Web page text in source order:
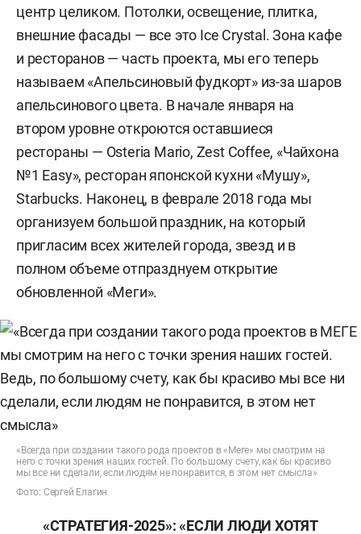
центр целиком. Потолки, освещение, плитка,
внешние фасады — все это Ice Crystal. Зона кафе
и ресторанов — часть проекта, мы его теперь
называем «Апельсиновый фудкорт» из-за шаров
апельсинового цвета. В начале января на
втором уровне откроются оставшиеся
рестораны — Osteria Mario, Zest Coffee, «Чайхона
№1 Easy», ресторан японской кухни «Мушу»,
Starbucks. Наконец, в феврале 2018 года мы
организуем большой праздник, на который
пригласим всех жителей города, звезд и в
полном объеме отпразднуем открытие
обновленной «Меги».
«Всегда при создании такого рода проектов в «Меге» мы смотрим на
него с точки зрения наших гостей. По большому счету, как бы красиво
мы все ни сделали, если людям не понравится, в этом нет смысла»
Фото: Сергей Елагин
«СТРАТЕГИЯ-2025»: «ЕСЛИ ЛЮДИ ХОТЯТ